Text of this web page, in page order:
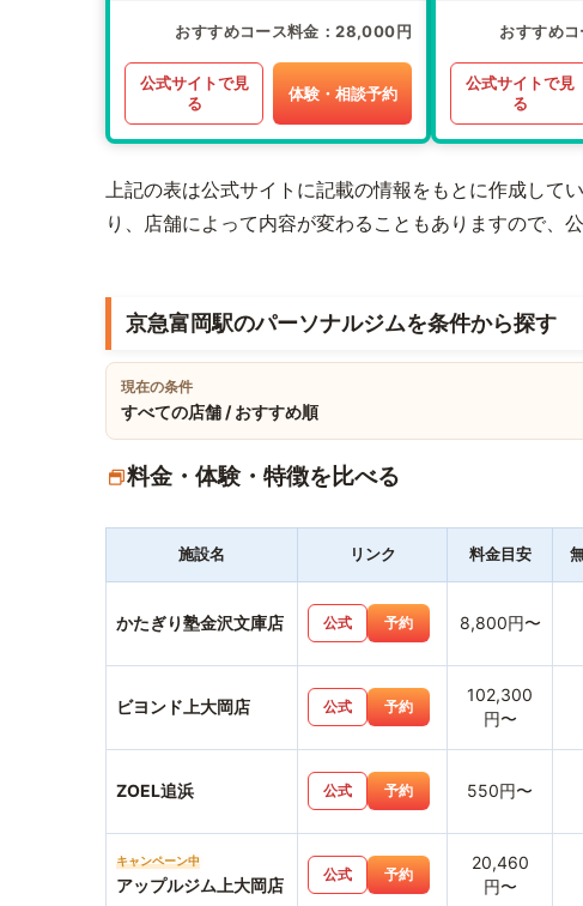
おすすめコース料金 28,000円
公式サイトで見
る
体験・相談予約
おすすめ
公式サイトで見
る
上記の表は公式サイトに記載の情報をもとに作成して
り、店舗によって内容が変わることもありますので、
京急富岡駅のパーソナルジムを条件から探す
現在の条件
すべての店舗 / おすすめ順
料金・体験・特徴を比べる
施設名 リンク 料金目安
かたぎり塾金沢文庫店 公式 予約 8,800円〜
ビヨンド上大岡店 公式 予約
102,300
円〜
ZOEL追浜 公式 予約 550円〜
キャンペーン中
アップルジム上大岡店
公式 予約
20,460
円〜